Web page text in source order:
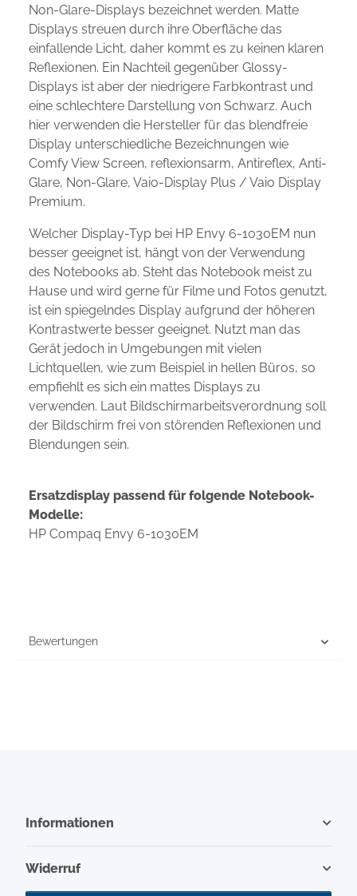
Non-Glare-Displays bezeichnet werden. Matte
Displays streuen durch ihre Oberfläche das
einfallende Licht, daher kommt es zu keinen klaren
Reflexionen. Ein Nachteil gegenüber Glossy-
Displays ist aber der niedrigere Farbkontrast und
eine schlechtere Darstellung von Schwarz. Auch
hier verwenden die Hersteller für das blendfreie
Display unterschiedliche Bezeichnungen wie
Comfy View Screen, reflexionsarm, Antireflex, Anti-
Glare, Non-Glare, Vaio-Display Plus / Vaio Display
Premium.
Welcher Display-Typ bei HP Envy 6-1030EM nun
besser geeignet ist, hängt von der Verwendung
des Notebooks ab. Steht das Notebook meist zu
Hause und wird gerne für Filme und Fotos genutzt,
ist ein spiegelndes Display aufgrund der höheren
Kontrastwerte besser geeignet. Nutzt man das
Gerät jedoch in Umgebungen mit vielen
Lichtquellen, wie zum Beispiel in hellen Büros, so
empfiehlt es sich ein mattes Displays zu
verwenden. Laut Bildschirmarbeitsverordnung soll
der Bildschirm frei von störenden Reflexionen und
Blendungen sein.
Ersatzdisplay passend für folgende Notebook-
Modelle:
HP Compaq Envy 6-1030EM
Bewertungen
Informationen
Widerruf